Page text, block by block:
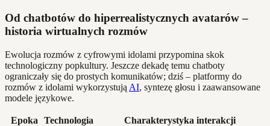
Od chatbotów do hiperrealistycznych avatarów –
historia wirtualnych rozmów
Ewolucja rozmów z cyfrowymi idolami przypomina skok
technologiczny popkultury. Jeszcze dekadę temu chatboty
ograniczały się do prostych komunikatów; dziś – platformy do
rozmów z idolami wykorzystują AI, syntezę głosu i zaawansowane
modele językowe.
Epoka Technologia
Charakterystyka interakcji